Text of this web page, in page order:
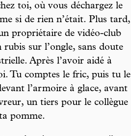
toi, où vous déchargez le
si de rien n’était. Plus tard,
propriétaire de vidéo-club
sur l’ongle, sans doute
Après l’avoir aidé à
Tu comptes le fric, puis tu le
l’armoire à glace, avant
un tiers pour le collègue
pomme.